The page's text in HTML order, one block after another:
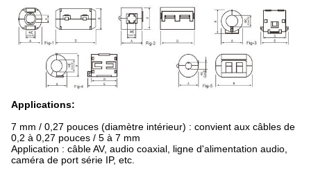
Applications:
7 mm / 0,27 pouces (diamètre intérieur) : convient aux câbles de
0,2 à 0,27 pouces / 5 à 7 mm
Application : câble AV, audio coaxial, ligne d'alimentation audio,
caméra de port série IP, etc.